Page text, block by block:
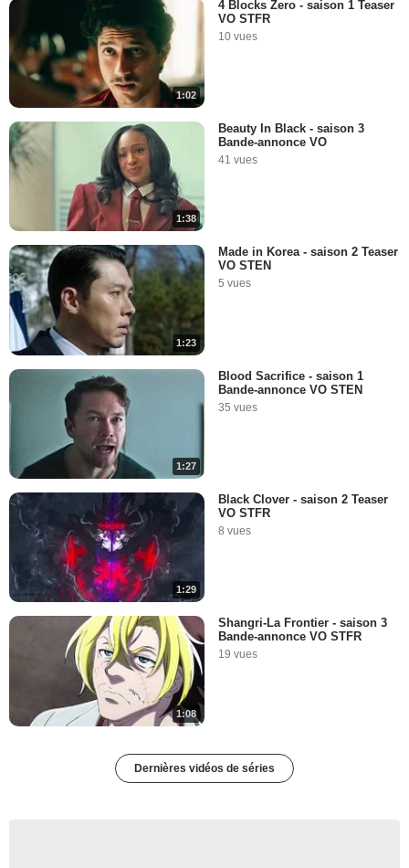
1:02
4 Blocks Zero - saison 1 Teaser
VO STFR
10 vues
1:38
Beauty In Black - saison 3
Bande-annonce VO
41 vues
1:23
Made in Korea - saison 2 Teaser
VO STEN
5 vues
1:27
Blood Sacrifice - saison 1
Bande-annonce VO STEN
35 vues
1:29
Black Clover - saison 2 Teaser
VO STFR
8 vues
1:08
Shangri-La Frontier - saison 3
Bande-annonce VO STFR
19 vues
Dernières vidéos de séries